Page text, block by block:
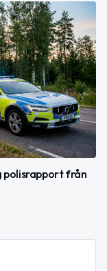
polisrapport från